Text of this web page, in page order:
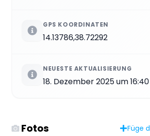
GPS KOORDINATEN
14.13786,38.72292
NEUESTE AKTUALISIERUNG
18. Dezember 2025 um 16:40
Fotos Füge